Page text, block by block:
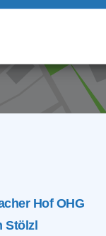
Hof OHG
Stölzl